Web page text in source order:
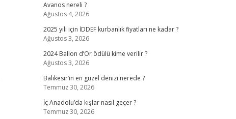
Avanos nereli ?
Ağustos 4, 2026
2025 yılı için İDDEF kurbanlık fiyatları ne kadar ?
Ağustos 3, 2026
2024 Ballon d’Or ödülü kime verilir ?
Ağustos 3, 2026
Balıkesir’in en güzel denizi nerede ?
Temmuz 30, 2026
İç Anadolu’da kışlar nasıl geçer ?
Temmuz 30, 2026